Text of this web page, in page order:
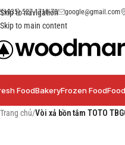
Skip to navigation
Skip to main content
(+035) 527-1710-70 google@gmail.com
FoodBakeryFrozen Food
Trang chủ/Vòi xả bồn tắm TOTO